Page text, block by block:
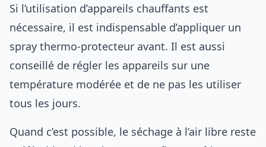
Si l’utilisation d’appareils chauffants est
nécessaire, il est indispensable d’appliquer un
spray thermo-protecteur avant. Il est aussi
conseillé de régler les appareils sur une
température modérée et de ne pas les utiliser
tous les jours.
Quand c’est possible, le séchage à l’air libre reste